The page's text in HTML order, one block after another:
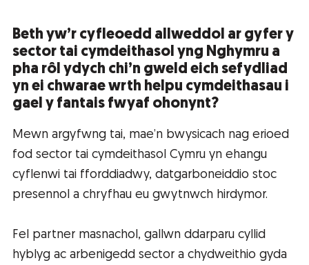
Beth yw’r cyfleoedd allweddol ar gyfer y
sector tai cymdeithasol yng Nghymru a
pha rôl ydych chi’n gweld eich sefydliad
yn ei chwarae wrth helpu cymdeithasau i
gael y fantais fwyaf ohonynt?
Mewn argyfwng tai, mae’n bwysicach nag erioed
fod sector tai cymdeithasol Cymru yn ehangu
cyflenwi tai fforddiadwy, datgarboneiddio stoc
presennol a chryfhau eu gwytnwch hirdymor.
Fel partner masnachol, gallwn ddarparu cyllid
hyblyg ac arbenigedd sector a chydweithio gyda